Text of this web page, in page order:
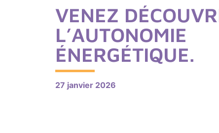
VENEZ
L’AUTONOMIE
ÉNERGÉTIQUE.
27 janvier 2026